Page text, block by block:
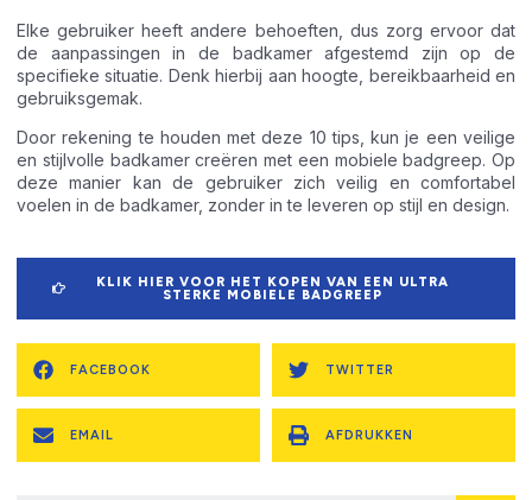
Elke gebruiker heeft andere behoeften, dus zorg ervoor dat
de aanpassingen in de badkamer afgestemd zijn op de
specifieke situatie. Denk hierbij aan hoogte, bereikbaarheid en
gebruiksgemak.
Door rekening te houden met deze 10 tips, kun je een veilige
en stijlvolle badkamer creëren met een mobiele badgreep. Op
deze manier kan de gebruiker zich veilig en comfortabel
voelen in de badkamer, zonder in te leveren op stijl en design.
KLIK HIER VOOR HET KOPEN VAN EEN ULTRA
STERKE MOBIELE BADGREEP
FACEBOOK TWITTER
EMAIL AFDRUKKEN